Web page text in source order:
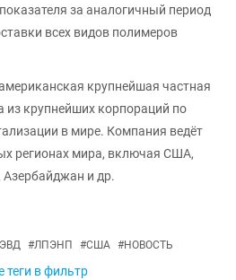
за аналогичный период
всех видов полимеров
крупнейшая частная
из крупнейших корпораций по
в мире. Компания ведёт
регионах мира, включая США,
и др.
#ЛПЭНП #США #НОВОСТЬ
теги в фильтр